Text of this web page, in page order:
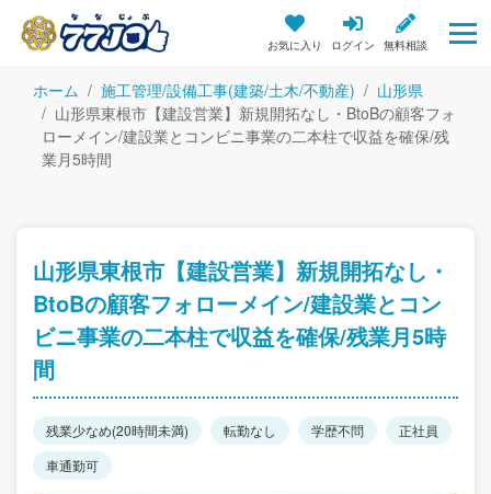
お気に入り ログイン 無料相談
ホーム 施工管理/設備工事(建築/土木/不動産)
山形県
山形県東根市【建設営業】新規開拓なし・BtoBの顧客フォ
ローメイン/建設業とコンビニ事業の二本柱で収益を確保/残
業月5時間
山形県東根市【建設営業】新規開拓なし・
BtoBの顧客フォローメイン/建設業とコン
ビニ事業の二本柱で収益を確保/残業月5時
間
残業少なめ(20時間未満) 転勤なし 学歴不問
正社員
車通勤可